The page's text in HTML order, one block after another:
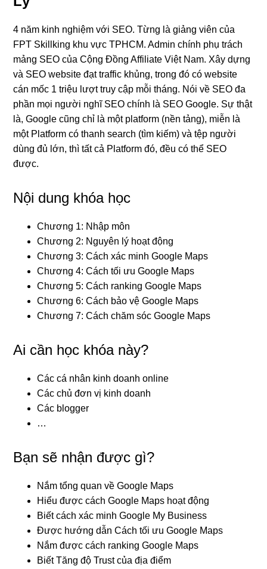
4 năm kinh nghiệm với SEO. Từng là giảng viên của
FPT Skillking khu vực TPHCM. Admin chính phụ trách
mảng SEO của Cộng Đồng Affiliate Việt Nam. Xây dựng
và SEO website đạt traffic khủng, trong đó có website
cán mốc 1 triệu lượt truy cập mỗi tháng. Nói về SEO đa
phần mọi người nghĩ SEO chính là SEO Google. Sự thật
là, Google cũng chỉ là một platform (nền tảng), miễn là
một Platform có thanh search (tìm kiếm) và tệp người
dùng đủ lớn, thì tất cả Platform đó, đều có thể SEO
được.
Nội dung khóa học
Chương 1: Nhập môn
Chương 2: Nguyên lý hoạt động
Chương 3: Cách xác minh Google Maps
Chương 4: Cách tối ưu Google Maps
Chương 5: Cách ranking Google Maps
Chương 6: Cách bảo vệ Google Maps
Chương 7: Cách chăm sóc Google Maps
Ai cần học khóa này?
Các cá nhân kinh doanh online
Các chủ đơn vị kinh doanh
Các blogger
…
Bạn sẽ nhận được gì?
Nắm tổng quan về Google Maps
Hiểu được cách Google Maps hoạt động
Biết cách xác minh Google My Business
Được hướng dẫn Cách tối ưu Google Maps
Nắm được cách ranking Google Maps
Biết Tăng độ Trust của địa điểm